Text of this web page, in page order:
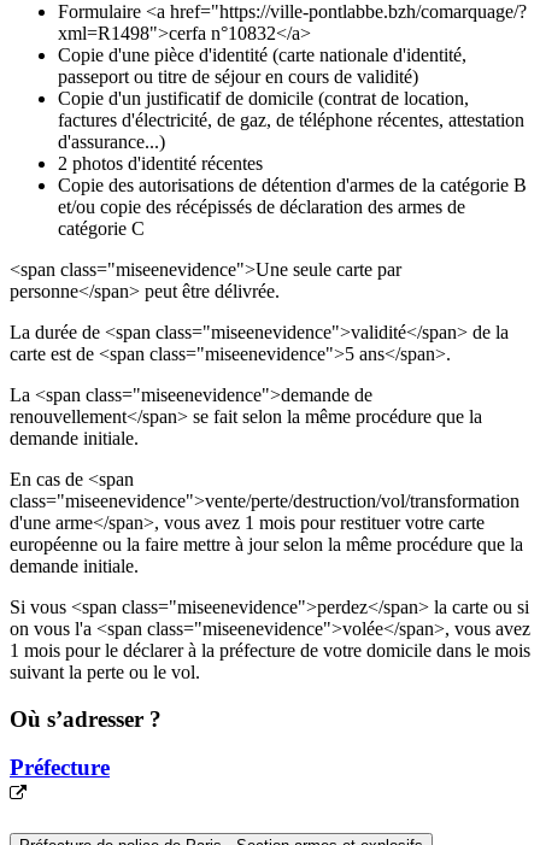
Formulaire <a href="https://ville-pontlabbe.bzh/comarquage/?
xml=R1498">cerfa n°10832</a>
Copie d'une pièce d'identité (carte nationale d'identité,
passeport ou titre de séjour en cours de validité)
Copie d'un justificatif de domicile (contrat de location,
factures d'électricité, de gaz, de téléphone récentes, attestation
d'assurance...)
2 photos d'identité récentes
Copie des autorisations de détention d'armes de la catégorie B
et/ou copie des récépissés de déclaration des armes de
catégorie C
<span class="miseenevidence">Une seule carte par
personne</span> peut être délivrée.
La durée de <span class="miseenevidence">validité</span> de la
carte est de <span class="miseenevidence">5 ans</span>.
La <span class="miseenevidence">demande de
renouvellement</span> se fait selon la même procédure que la
demande initiale.
En cas de <span
class="miseenevidence">vente/perte/destruction/vol/transformation
d'une arme</span>, vous avez 1 mois pour restituer votre carte
européenne ou la faire mettre à jour selon la même procédure que la
demande initiale.
Si vous <span class="miseenevidence">perdez</span> la carte ou si
on vous l'a <span class="miseenevidence">volée</span>, vous avez
1 mois pour le déclarer à la préfecture de votre domicile dans le mois
suivant la perte ou le vol.
Où s’adresser ?
Préfecture